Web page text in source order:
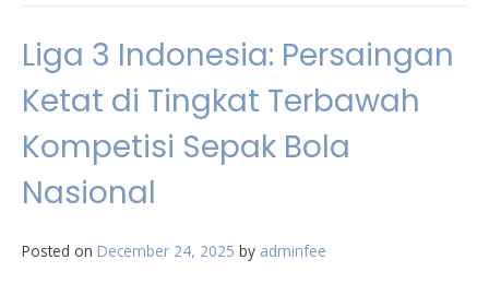
Liga 3 Indonesia: Persaingan
Ketat di Tingkat Terbawah
Kompetisi Sepak Bola
Nasional
Posted on December 24, 2025 by adminfee